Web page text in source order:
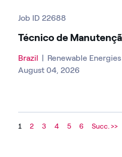
Job ID 22688
Técnico de
Brazil | Renewable Energies
August 04, 2026
1 2 3 4 5 6 Succ. >>